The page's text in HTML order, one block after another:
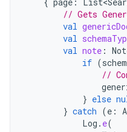
{ page :
// Gets
val
val
val note :
if (
//
} else
} catch (e :
Log . e(